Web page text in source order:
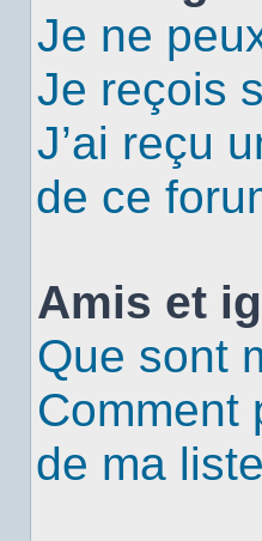
Je ne
Je reçois
J’ai reçu
de ce
Amis et
Que sont
Comment
de ma